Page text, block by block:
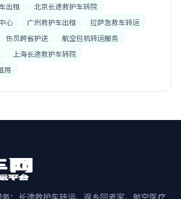
出租
北京长途救护车转院
心
广州救护车出租
拉萨急救车转运
伤员跨省护送
航空包机转运服务
上海长途救护车转院
用
：长途救护车转运、返乡回老家、航空医疗